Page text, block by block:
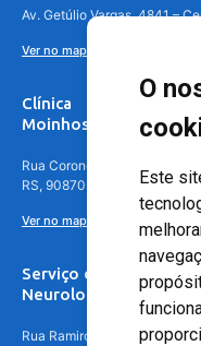
O
Este
Av. Getúlio Vargas, 4841 –
Ver no mapa
Clínica
Moinhos de Vento -
Rua Coronel Aparício
RS, 90870-016
Ver no mapa
Serviço de
Neurologia
Rua Ramiro Barcelos, 630 –